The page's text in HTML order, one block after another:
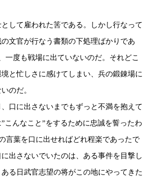
して雇われた筈である。しかし行なって
文官が行なう書類の下処理ばかりであ
一度も戦場に出ていないのだ。それどこ
と忙しさに感けてしまい、兵の鍛錬場に
のだ。
口に出さないまでもずっと不満を抱えて
こんなこと”をするために忠誠を誓ったわ
言葉を口に出せればどれ程楽であったで
出さないでいたのは、ある事件を目撃し
る日武官志望の将がこの地にやってきた